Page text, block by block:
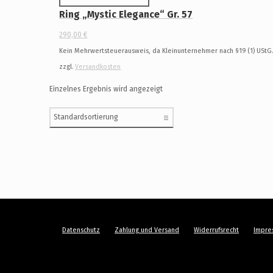
Ring „Mystic Elegance“ Gr. 57
290,00€
Kein Mehrwertsteuerausweis, da Kleinunternehmer nach §19 (1) UStG.
zzgl.Versandkosten
Einzelnes Ergebnis wird angezeigt
Datenschutz Zahlung und Versand Widerrufsrecht